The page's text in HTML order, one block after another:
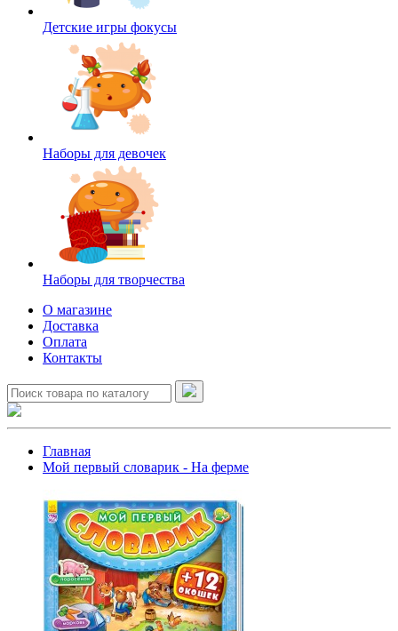
Детские игры фокусы
Наборы для девочек
Наборы для творчества
О магазине
Доставка
Оплата
Контакты
Главная
Мой первый словарик - На ферме